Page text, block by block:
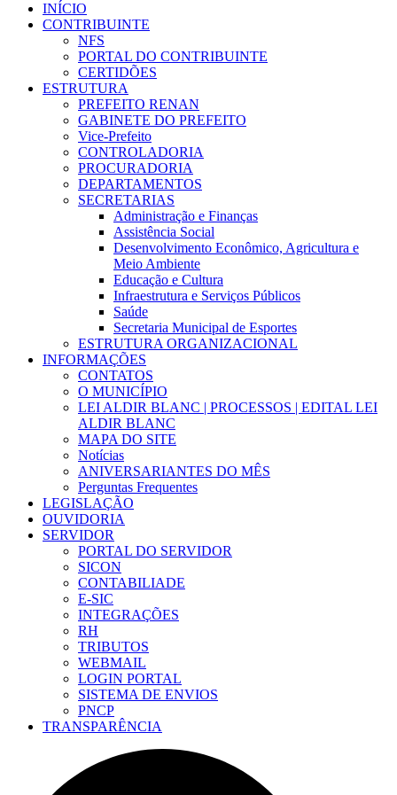
INÍCIO
CONTRIBUINTE
NFS
PORTAL DO CONTRIBUINTE
CERTIDÕES
ESTRUTURA
PREFEITO RENAN
GABINETE DO PREFEITO
Vice-Prefeito
CONTROLADORIA
PROCURADORIA
DEPARTAMENTOS
SECRETARIAS
Administração e Finanças
Assistência Social
Desenvolvimento Econômico, Agricultura e
Meio Ambiente
Educação e Cultura
Infraestrutura e Serviços Públicos
Saúde
Secretaria Municipal de Esportes
ESTRUTURA ORGANIZACIONAL
INFORMAÇÕES
CONTATOS
O MUNICÍPIO
LEI ALDIR BLANC | PROCESSOS | EDITAL LEI
ALDIR BLANC
MAPA DO SITE
Notícias
ANIVERSARIANTES DO MÊS
Perguntas Frequentes
LEGISLAÇÃO
OUVIDORIA
SERVIDOR
PORTAL DO SERVIDOR
SICON
CONTABILIADE
E-SIC
INTEGRAÇÕES
RH
TRIBUTOS
WEBMAIL
LOGIN PORTAL
SISTEMA DE ENVIOS
PNCP
TRANSPARÊNCIA